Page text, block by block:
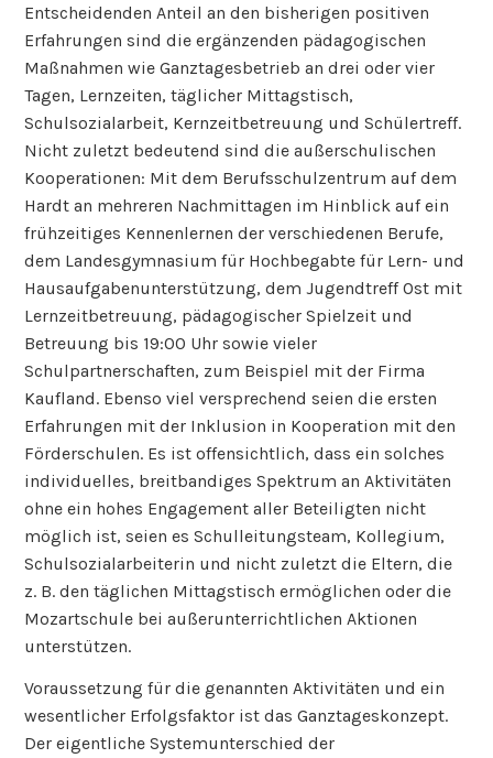
Entscheidenden Anteil an den bisherigen positiven
Erfahrungen sind die ergänzenden pädagogischen
Maßnahmen wie Ganztagesbetrieb an drei oder vier
Tagen, Lernzeiten, täglicher Mittagstisch,
Schulsozialarbeit, Kernzeitbetreuung und Schülertreff.
Nicht zuletzt bedeutend sind die außerschulischen
Kooperationen: Mit dem Berufsschulzentrum auf dem
Hardt an mehreren Nachmittagen im Hinblick auf ein
frühzeitiges Kennenlernen der verschiedenen Berufe,
dem Landesgymnasium für Hochbegabte für Lern- und
Hausaufgabenunterstützung, dem Jugendtreff Ost mit
Lernzeitbetreuung, pädagogischer Spielzeit und
Betreuung bis 19:00 Uhr sowie vieler
Schulpartnerschaften, zum Beispiel mit der Firma
Kaufland. Ebenso viel versprechend seien die ersten
Erfahrungen mit der Inklusion in Kooperation mit den
Förderschulen. Es ist offensichtlich, dass ein solches
individuelles, breitbandiges Spektrum an Aktivitäten
ohne ein hohes Engagement aller Beteiligten nicht
möglich ist, seien es Schulleitungsteam, Kollegium,
Schulsozialarbeiterin und nicht zuletzt die Eltern, die
z. B. den täglichen Mittagstisch ermöglichen oder die
Mozartschule bei außerunterrichtlichen Aktionen
unterstützen.
Voraussetzung für die genannten Aktivitäten und ein
wesentlicher Erfolgsfaktor ist das Ganztageskonzept.
Der eigentliche Systemunterschied der